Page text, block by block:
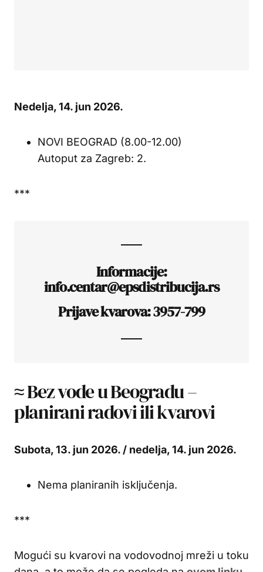
Nedelja, 14. jun 2026.
NOVI BEOGRAD (8.00-12.00)
Autoput za Zagreb: 2.
***
Informacije:
info.centar@epsdistribucija.rs
Prijave kvarova: 3957-799
≈ Bez vode u Beogradu –
planirani radovi ili kvarovi
Subota, 13. jun 2026. / nedelja, 14. jun 2026.
Nema planiranih isključenja.
***
Mogući su kvarovi na vodovodnoj mreži u toku